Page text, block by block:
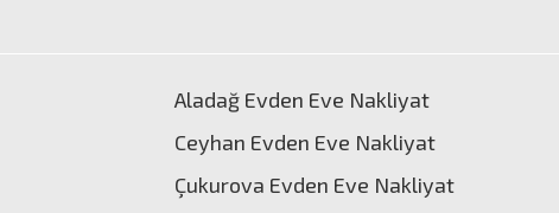
Aladağ Evden Eve Nakliyat
Ceyhan Evden Eve Nakliyat
Çukurova Evden Eve Nakliyat